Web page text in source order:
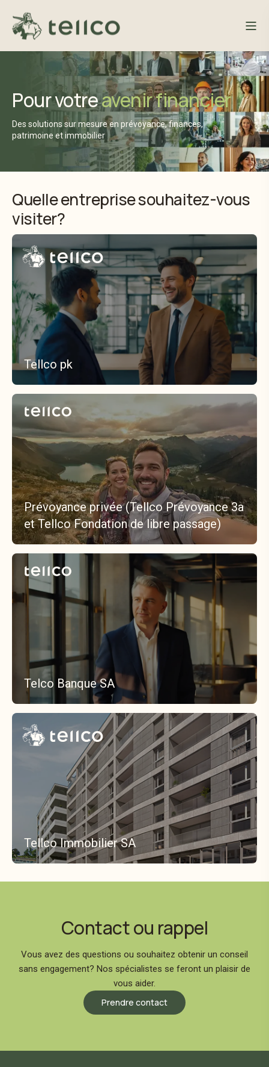
Pour votreavenir financier
Des solutions sur mesure en prévoyance, finances,
patrimoine et immobilier
Quelle entreprise souhaitez-vous
visiter?
Tellco pk
Prévoyance privée (Tellco Prévoyance 3a
et Tellco Fondation de libre passage)
Telco Banque SA
Tellco Immobilier SA
Contact ou rappel
Vous avez des questions ou souhaitez obtenir un conseil
sans engagement? Nos spécialistes se feront un plaisir de
vous aider.
Prendre contact